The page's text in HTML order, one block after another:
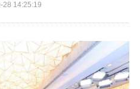
28 14:25:19